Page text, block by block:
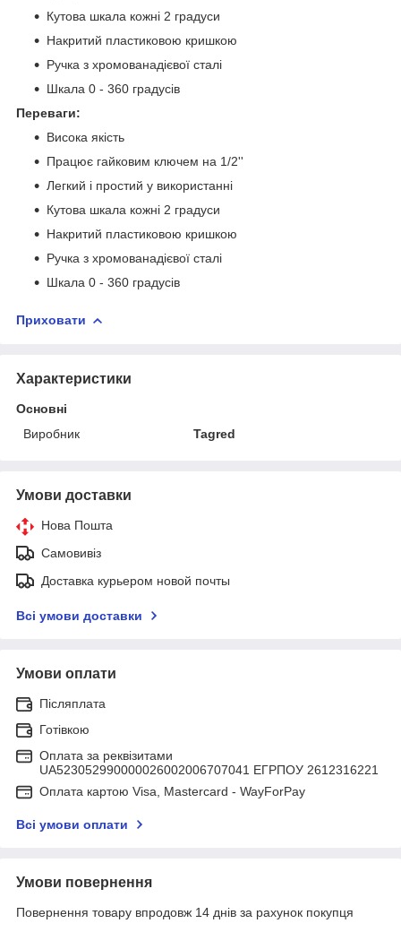
Кутова шкала кожні 2 градуси
Накритий пластиковою кришкою
Ручка з хромованадієвої сталі
Шкала 0 - 360 градусів
Переваги:
Висока якість
Працює гайковим ключем на 1/2''
Легкий і простий у використанні
Кутова шкала кожні 2 градуси
Накритий пластиковою кришкою
Ручка з хромованадієвої сталі
Шкала 0 - 360 градусів
Приховати
Характеристики
Основні
Виробник
Tagred
Умови доставки
Нова Пошта
Самовивіз
Доставка курьером новой почты
Всі умови доставки
Умови оплати
Післяплата
Готівкою
Оплата за реквізитами
UA523052990000026002006707041 ЕГРПОУ 2612316221
Оплата картою Visa, Mastercard - WayForPay
Всі умови оплати
Умови повернення
Повернення товару впродовж 14 днів за рахунок покупця